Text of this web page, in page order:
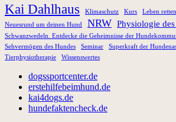
Kai Dahlhaus Klimaschutz Kurs Leben retten
Neuesrund um deinen Hund
NRW Physiologie
Schwanzwedeln. Entdecke die Geheimnisse der
Sehvermögen des Hundes
Seminar Superkraft der
Tierphysiotherapie
Wissenswertes
dogssportcenter.de
erstehilfebeimhund.de
kai4dogs.de
hundefaktencheck.de